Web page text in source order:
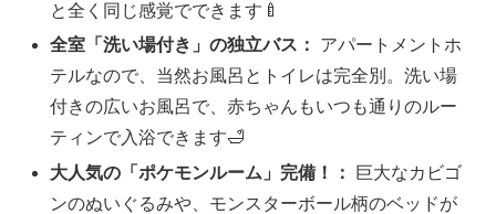
と全く同じ感覚でできます🍼
全室「洗い場付き」の独立バス：
アパートメントホ
テルなので、当然お風呂とトイレは完全別。洗い場
付きの広いお風呂で、赤ちゃんもいつも通りのルー
ティンで入浴できます🛁
大人気の「ポケモンルーム」完備！：
巨大なカビゴ
ンのぬいぐるみや、モンスターボール柄のベッドが